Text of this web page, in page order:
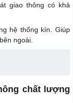
giao thông có khả
hệ thống kín. Giúp
ngoài.
chất lượng